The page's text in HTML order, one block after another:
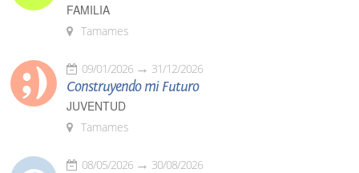
FAMILIA
Tamames
09/01/2026 31/12/2026
Construyendo mi Futuro
JUVENTUD
Tamames
08/05/2026 30/08/2026